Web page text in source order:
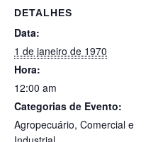
DETALHES
Data:
1 de janeiro de 1970
Hora:
12:00 am
Categorias de Evento:
Agropecuário, Comercial e